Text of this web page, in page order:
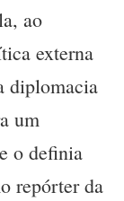
ao
externa
diplomacia
um
o definia
repórter da